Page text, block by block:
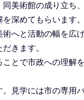
美術館の成り立ち
深めてもらいます
へと活動の幅を広
きます。
とで市政への理解
見学には市の専用